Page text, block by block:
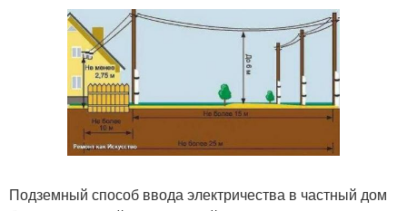
Подземный способ ввода электричества в частный дом